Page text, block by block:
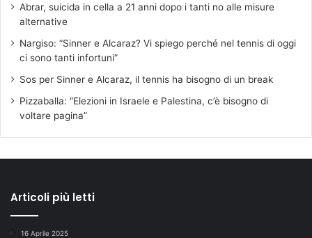
a
e
l
l
n
Abrar, suicida in cella a 21 anni dopo i tanti no alle misure
alternative
Nargiso: “Sinner e Alcaraz? Vi spiego perché nel tennis di oggi
ci sono tanti infortuni”
Sos per Sinner e Alcaraz, il tennis ha bisogno di un break
Pizzaballa: “Elezioni in Israele e Palestina, c’è bisogno di
voltare pagina”
Articoli più letti
16 Aprile 2025